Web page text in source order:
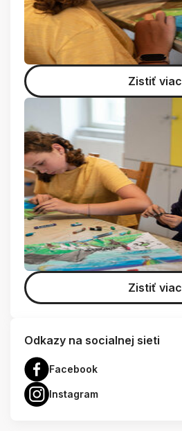
Zistiť viac
Zistiť viac
Odkazy na socialnej sieti
Facebook
Instagram